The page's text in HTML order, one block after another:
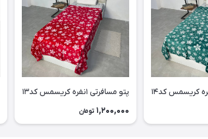
پتو مسافرتی ۱نفره کریسمس کد۱۳
1,200,000 تومان